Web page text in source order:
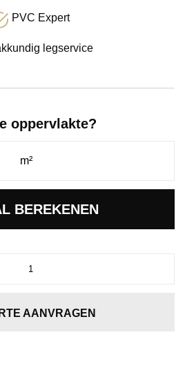
PVC Expert
legservice
oppervlakte?
BEREKENEN
AANVRAGEN